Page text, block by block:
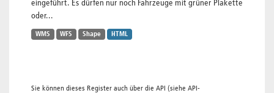
eingeführt. Es dürfen nur noch Fahrzeuge mit grüner Plakette
oder...
WMS WFS Shape HTML
Sie können dieses Register auch über die API (siehe API-